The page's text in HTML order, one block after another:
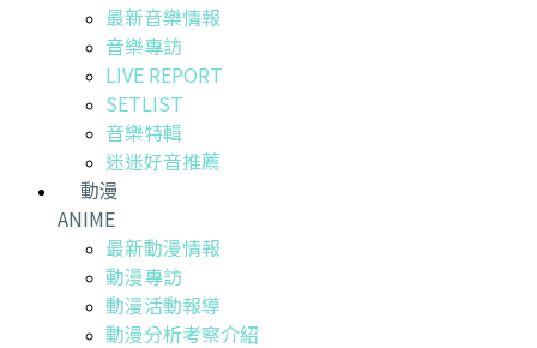
最新音樂情報
音樂專訪
LIVE REPORT
SETLIST
音樂特輯
迷迷好音推薦
動漫
ANIME
最新動漫情報
動漫專訪
動漫活動報導
動漫分析考察介紹